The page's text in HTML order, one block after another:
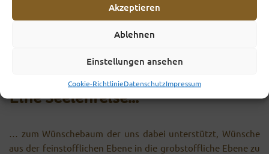
Akzeptieren
Ablehnen
Einstellungen ansehen
Cookie-RichtlinieDatenschutzImpressum
Schamanische Trommelmeditation
schamanische Trommelmeditation
Eine Seelenreise…
… zum Wünschebaum der uns dabei unterstützt, Wünsche
aus der feinstofflichen Ebene in die grobstoffliche Ebene zu